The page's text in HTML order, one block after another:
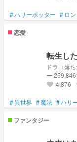
#ハリーポッター # ロ
恋愛
転生し
ドラコ落
ー
favorite 4,876
#異世界 #魔法 #ハリ
ファンタジー